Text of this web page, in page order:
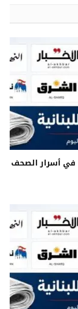
في ٲسرار الصحف